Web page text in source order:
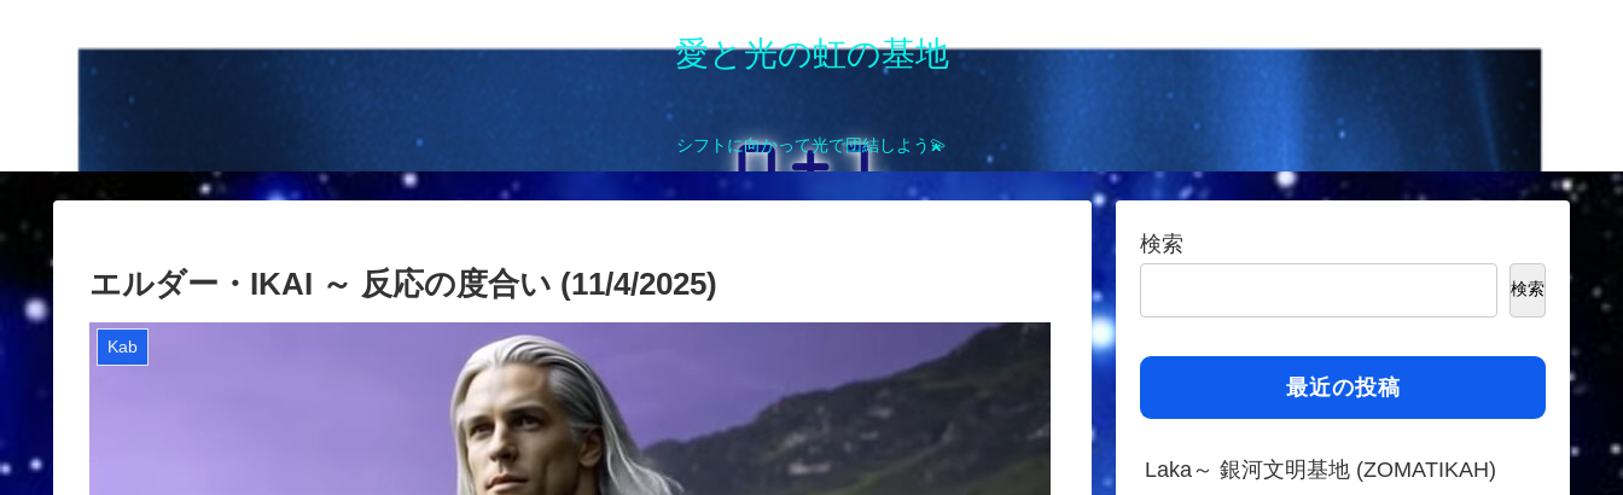
愛と光の虹の基地
シフトに向かって光で団結しよう💫
エルダー・IKAI ～ 反応の度合い (11/4/2025)
Kab
検索
検索
最近の投稿
Laka～ 銀河文明基地 (ZOMATIKAH)